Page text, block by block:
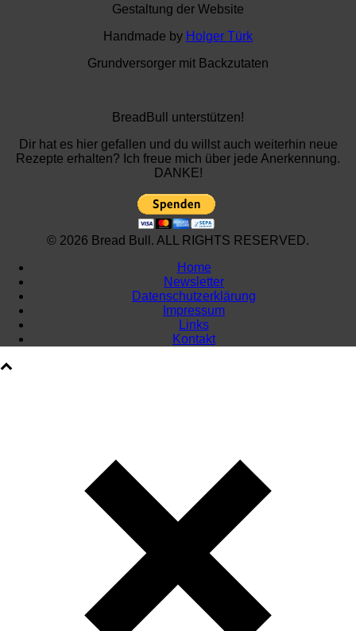
Gestaltung der Website
Handmade by Holger Türk
Grundversorger mit Backzutaten
BreadBull unterstützen!
Dir hat es hier gefallen und du willst auch weiterhin neue
Rezepte erhalten? Ich freue mich über jede Anerkennung.
DANKE!
© 2026 Bread Bull. ALL RIGHTS RESERVED.
Home
Newsletter
Datenschutzerklärung
Impressum
Links
Kontakt